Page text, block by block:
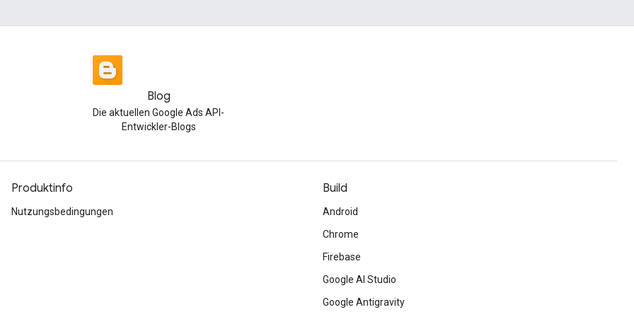
Blog
Die aktuellen Google Ads API-
Entwickler-Blogs
Produktinfo
Nutzungsbedingungen
Build
Android
Chrome
Firebase
Google AI Studio
Google Antigravity